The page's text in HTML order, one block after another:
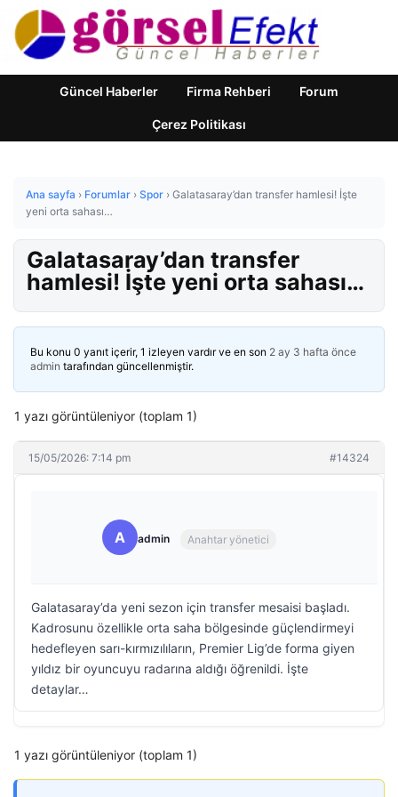
Güncel Haberler Firma Rehberi Forum
Çerez Politikası
Ana sayfa › Forumlar › Spor › Galatasaray’dan transfer hamlesi! İşte
yeni orta sahası…
Galatasaray’dan transfer
hamlesi! İşte yeni orta sahası…
Bu konu 0 yanıt içerir, 1 izleyen vardır ve en son 2 ay 3 hafta önce
admin tarafından güncellenmiştir.
1 yazı görüntüleniyor (toplam 1)
15/05/2026: 7:14 pm #14324
A admin Anahtar yönetici
Galatasaray’da yeni sezon için transfer mesaisi başladı.
Kadrosunu özellikle orta saha bölgesinde güçlendirmeyi
hedefleyen sarı-kırmızılıların, Premier Lig’de forma giyen
yıldız bir oyuncuyu radarına aldığı öğrenildi. İşte
detaylar…
1 yazı görüntüleniyor (toplam 1)